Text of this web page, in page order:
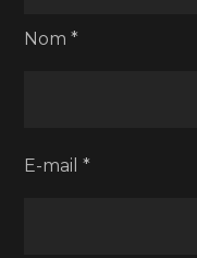
Nom*
E-mail*